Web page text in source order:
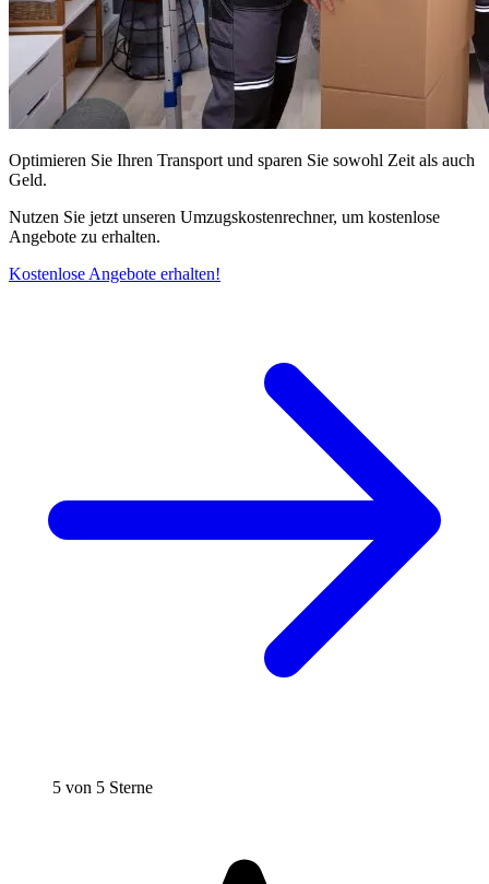
Optimieren Sie Ihren Transport und sparen Sie sowohl Zeit als auch
Geld.
Nutzen Sie jetzt unseren Umzugskostenrechner, um kostenlose
Angebote zu erhalten.
Kostenlose Angebote erhalten!
5 von 5 Sterne